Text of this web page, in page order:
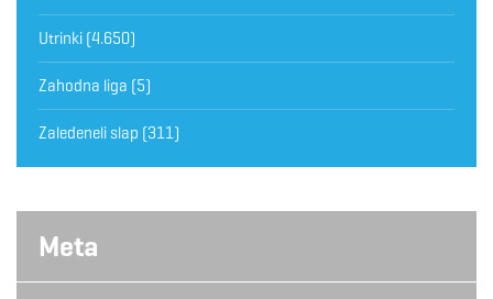
Utrinki (4.650)
Zahodna liga (5)
Zaledeneli slap (311)
Meta